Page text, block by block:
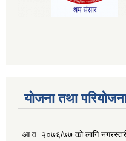
योजना तथा
आ.व. २०७६/७७ को लागि